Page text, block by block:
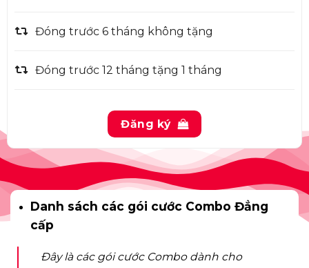
Đóng trước 6 tháng không tặng
Đóng trước 12 tháng tặng 1 tháng
Đăng ký
Danh sách các gói cước Combo Đẳng
cấp
Đây là các gói cước Combo dành cho